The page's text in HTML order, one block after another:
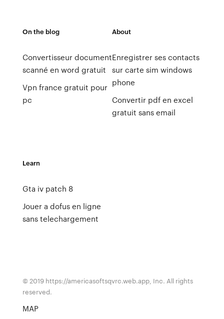
On the blog
Convertisseur document
scanné en word gratuit
Vpn france gratuit pour
pc
About
Enregistrer ses contacts
sur carte sim windows
phone
Convertir pdf en excel
gratuit sans email
Learn
Gta iv patch 8
Jouer a dofus en ligne
sans telechargement
© 2019 https://americasoftsqvrc.web.app, Inc. All rights
reserved.
MAP